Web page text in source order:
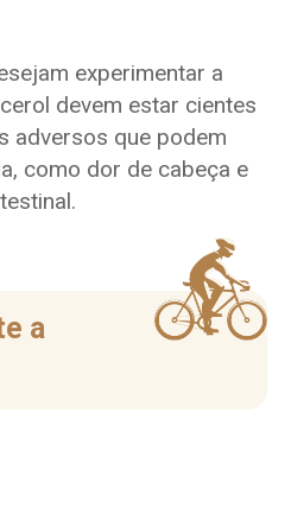
experimentar a
devem estar cientes
adversos que podem
como dor de cabeça e
a